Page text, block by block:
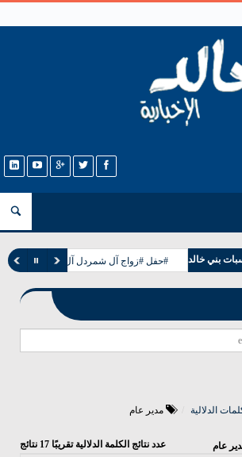
بني خالد #حفل #زواج آل شمردل آل مطر القرشه
الدلالية مدير عام
عام عدد نتائج الكلمة الدلالية تقريبًا 17 نتائج